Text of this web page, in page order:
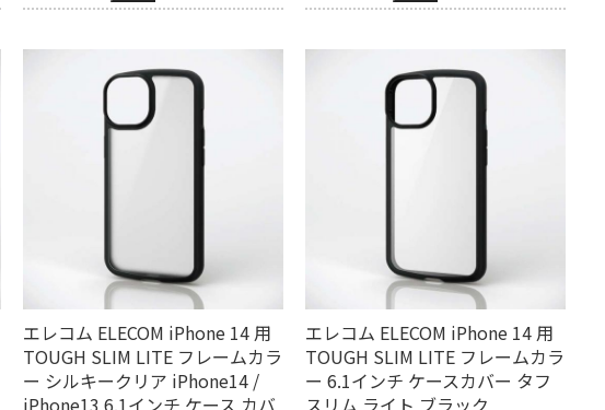
エレコム ELECOM iPhone 14 用
TOUGH SLIM LITE フレームカラ
ー シルキークリア iPhone14 /
iPhone13 6.1インチ ケース カバ
エレコム ELECOM iPhone 14 用
TOUGH SLIM LITE フレームカラ
ー 6.1インチ ケースカバー タフ
スリム ライト ブラック